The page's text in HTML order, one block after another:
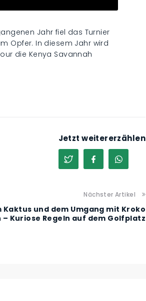
Jahr fiel das Turnier
Opfer. In diesem Jahr wird
die Kenya Savannah
Jetzt weitererzählen
Nächster Artikel
Kaktus und dem Umgang mit Kroko
– Kuriose Regeln auf dem Golfplatz